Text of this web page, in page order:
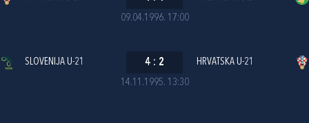
09.04.1996. 17:00
14.11.1995. 13:30
SLOVENIJA U-21 4 : 2 HRVATSKA U-21